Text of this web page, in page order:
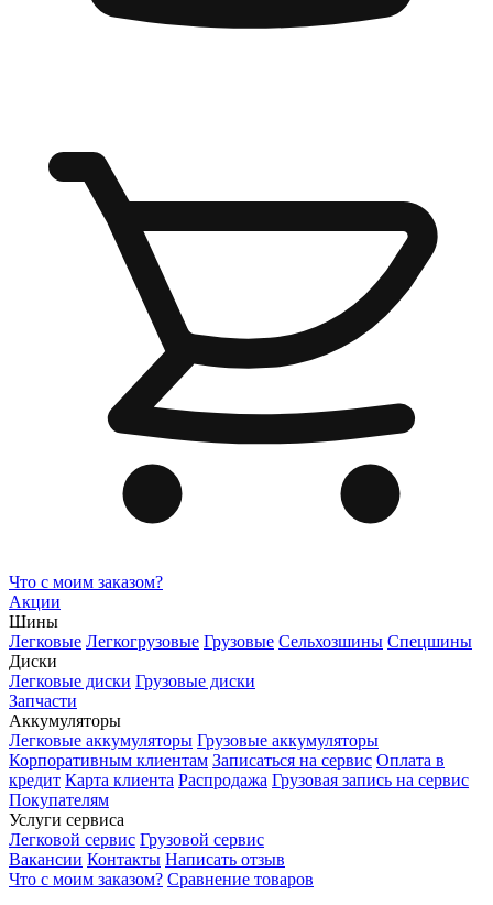
Что с моим заказом?
Акции
Шины
Легковые Легкогрузовые Грузовые Сельхозшины Спецшины
Диски
Легковые диски Грузовые диски
Запчасти
Аккумуляторы
Легковые аккумуляторы Грузовые аккумуляторы
Корпоративным клиентам Записаться на сервис Оплата в
кредит Карта клиента Распродажа Грузовая запись на сервис
Покупателям
Услуги сервиса
Легковой сервис Грузовой сервис
Вакансии Контакты Написать отзыв
Что с моим заказом? Сравнение товаров